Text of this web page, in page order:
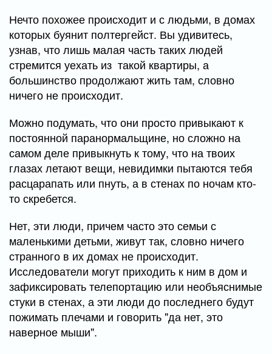
Нечто похожее происходит и с людьми, в домах
которых буянит полтергейст. Вы удивитесь,
узнав, что лишь малая часть таких людей
стремится уехать из такой квартиры, а
большинство продолжают жить там, словно
ничего не происходит.
Можно подумать, что они просто привыкают к
постоянной паранормальщине, но сложно на
самом деле привыкнуть к тому, что на твоих
глазах летают вещи, невидимки пытаются тебя
расцарапать или пнуть, а в стенах по ночам кто-
то скребется.
Нет, эти люди, причем часто это семьи с
маленькими детьми, живут так, словно ничего
странного в их домах не происходит.
Исследователи могут приходить к ним в дом и
зафиксировать телепортацию или необъяснимые
стуки в стенах, а эти люди до последнего будут
пожимать плечами и говорить "да нет, это
наверное мыши".